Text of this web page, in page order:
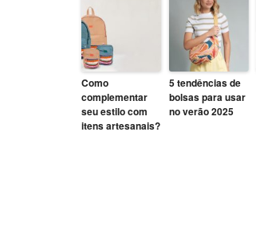
Como
complementar
seu estilo com
itens artesanais?
5 tendências de
bolsas para usar
no verão 2025